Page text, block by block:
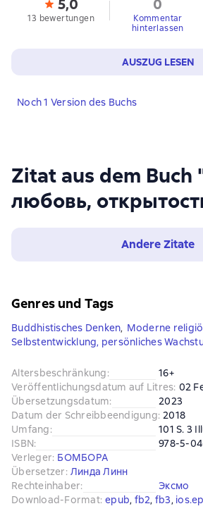
Zitat aus dem Buch
любовь,
Andere Zitate
5,0
13 bewertungen
0
Kommentar
hinterlassen
AUSZUG LESEN
Noch 1 Version des Buchs
Genres und Tags
Buddhistisches Denken, Moderne
Selbstentwicklung, persönliches
Altersbeschränkung:
16+
Veröffentlichungsdatum auf Litres: 02
Übersetzungsdatum:
2023
Datum der Schreibbeendigung: 2018
Umfang:
101 S. 3
ISBN:
978-5-
Verleger: БОМБОРА
Übersetzer: Линда Линн
Rechteinhaber:
Эксмо
Download-Format: epub, fb2, fb3,